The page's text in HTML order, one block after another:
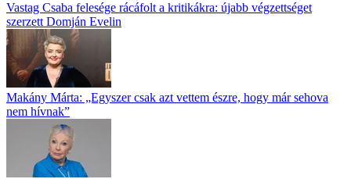
Vastag Csaba felesége rácáfolt a kritikákra: újabb végzettséget
szerzett Domján Evelin
Makány Márta: „Egyszer csak azt vettem észre, hogy már sehova
nem hívnak”